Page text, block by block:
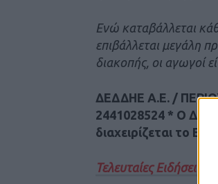
Ενώ καταβάλλεται
επιβάλλεται μεγάλη
διακοπής, οι αγωγοί
ΔΕΔΔΗΕ Α.Ε. /
2441028524 * Ο
διαχειρίζεται το
Τελευταίες Ειδήσεις